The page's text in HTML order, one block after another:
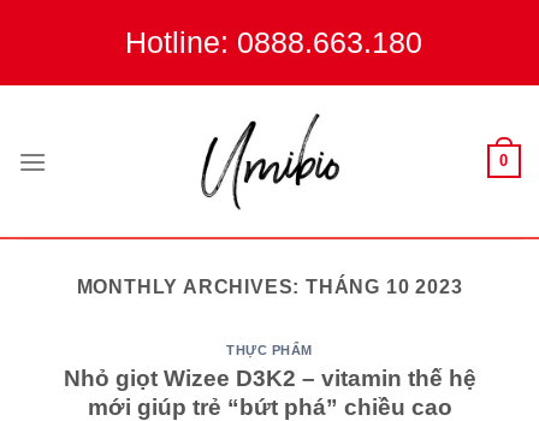
Hotline: 0888.663.180
0
MONTHLY ARCHIVES: THÁNG 10 2023
THỰC PHẨM
Nhỏ giọt Wizee D3K2 – vitamin thế hệ
mới giúp trẻ “bứt phá” chiều cao